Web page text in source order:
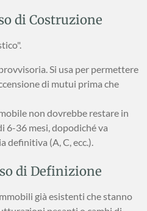
di Costruzione
Si usa per permettere
di mutui prima che
non dovrebbe restare in
6-36 mesi, dopodiché va
definitiva (A, C, ecc.).
di Definizione
già esistenti che stanno